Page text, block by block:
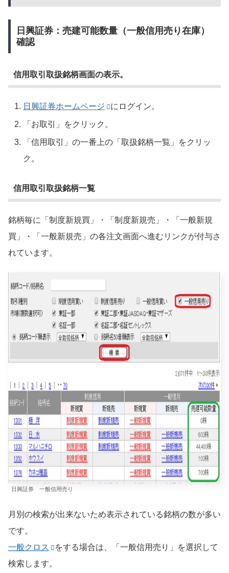
日興証券：売建可能数量（一般信用売り在庫）
確認
信用取引取扱銘柄画面の表示。
日興証券ホームページ にログイン。
「お取引」をクリック。
「信用取引」の一番上の「取扱銘柄一覧」をクリッ
ク。
信用取引取扱銘柄一覧
銘柄毎に「制度新規買」・「制度新規売」・「一般新規
買」・「一般新規売」の各注文画面へ進むリンクが付与さ
れています。
日興証券 一般信用売り
月別の検索が出来ないため表示されている銘柄の数が多い
です。
一般クロス
をする場合は、「一般信用売り」を選択して
検索します。